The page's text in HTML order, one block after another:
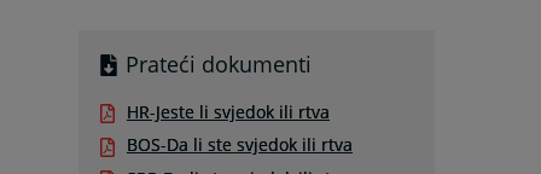
Prateći dokumenti
HR-Jeste li svjedok ili rtva
BOS-Da li ste svjedok ili rtva